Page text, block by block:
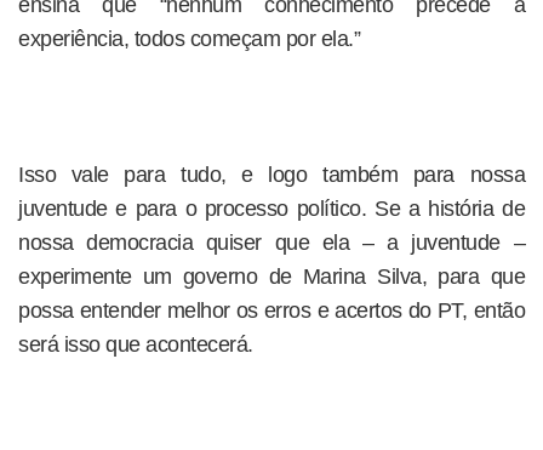
ensina que “nenhum conhecimento precede a
experiência, todos começam por ela.”
Isso vale para tudo, e logo também para nossa
juventude e para o processo político. Se a história de
nossa democracia quiser que ela – a juventude –
experimente um governo de Marina Silva, para que
possa entender melhor os erros e acertos do PT, então
será isso que acontecerá.